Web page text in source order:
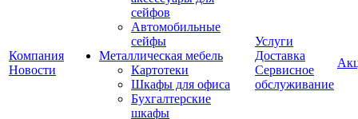
Компания
Новости
сейфов
Автомобильные
сейфы
Металлическая мебель
Картотеки
Шкафы для офиса
Бухгалтерские
шкафы
Услуги
Доставка
Сервисное
обслуживание